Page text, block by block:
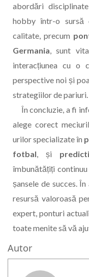
abordări
hobby într-o sursă
calitate, precum
Germania, sunt
interacțiunea cu o
perspective noi și
strategiilor de pariuri.
În concluzie, a fi
alege corect
urilor specializate în
fotbal, și
îmbunătățiți
șansele de succes.
resursă valoroasă
expert, ponturi
toate menite să vă
Autor